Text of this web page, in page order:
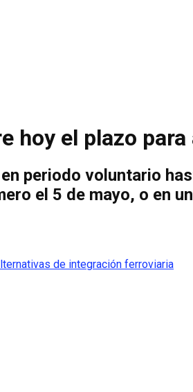
hoy el plazo
periodo voluntario
el 5 de mayo, o en